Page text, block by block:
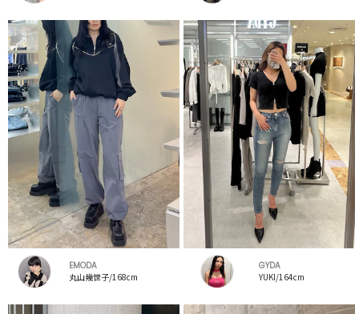
EMODA
丸山幾世子/168cm
GYDA
YUKI/164cm